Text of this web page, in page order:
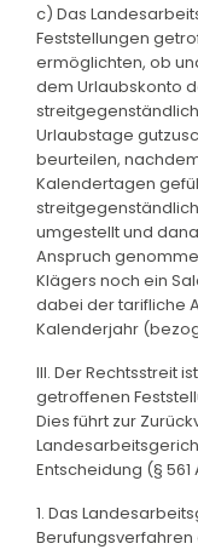
c) Das
Feststellungen
ermöglichten, ob
dem Urlaubskonto
Urlaubstage
beurteilen,
Kalendertagen
umgestellt und
Anspruch
Klägers noch ein
dabei der tarifliche
Kalenderjahr
III. Der Rechtsstreit
getroffenen
Dies führt zur
Entscheidung (§ 561
1. Das